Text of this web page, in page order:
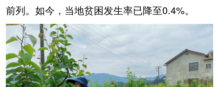
前列。如今，当地贫困发生率已降至0.4%。